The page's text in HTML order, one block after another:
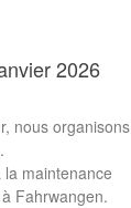
2026
nous organisons
maintenance
Fahrwangen.